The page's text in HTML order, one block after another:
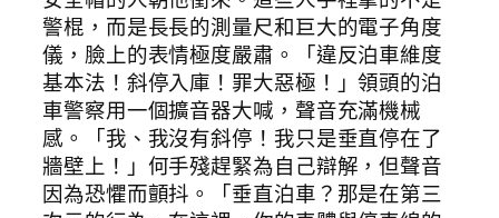
警棍，而是長長的測量尺和巨大的電子角度
儀，臉上的表情極度嚴肅。「違反泊車維度
基本法！斜停入庫！罪大惡極！」領頭的泊
車警察用一個擴音器大喊，聲音充滿機械
感。「我、我沒有斜停！我只是垂直停在了
牆壁上！」何手殘趕緊為自己辯解，但聲音
因為恐懼而顫抖。「垂直泊車？那是在第三